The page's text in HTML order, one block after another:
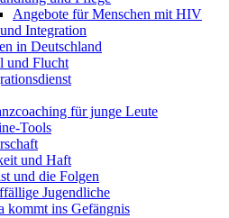
Angebote für Menschen mit HIV
Integration
in Deutschland
und Flucht
für junge Leute
Tools
und Haft
und die Folgen
Jugendliche
kommt ins Gefängnis